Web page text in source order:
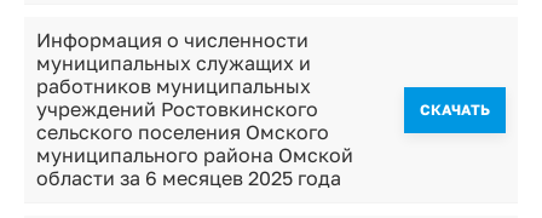
Информация о численности
муниципальных служащих и
работников муниципальных
учреждений Ростовкинского
сельского поселения Омского
муниципального района Омской
области за 6 месяцев 2025 года
CКАЧАТЬ